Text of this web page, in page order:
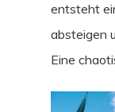
entsteht
absteigen
Eine